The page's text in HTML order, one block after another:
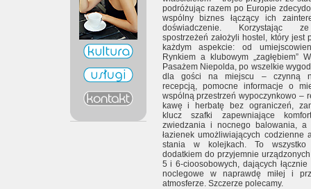
podróżując razem po Europie
wspólny biznes łączący ich
doświadczenie. Korzystając
spostrzeżeń założyli hostel, który jest
każdym aspekcie: od
Rynkiem a klubowym „zagłębiem”
Pasażem Niepolda, po wszelkie
dla gości na miejscu – czynną
recepcją, pomocne informacje o
wspólną przestrzeń wypoczynkowo –
kawę i herbatę bez ograniczeń,
klucz szafki zapewniające
zwiedzania i nocnego balowania, a
łazienek umożliwiających codzienne
stania w kolejkach. To
dodatkiem do przyjemnie
5 i 6-cioosobowych, dających
noclegowe w naprawdę miłej i
atmosferze. Szczerze polecamy.